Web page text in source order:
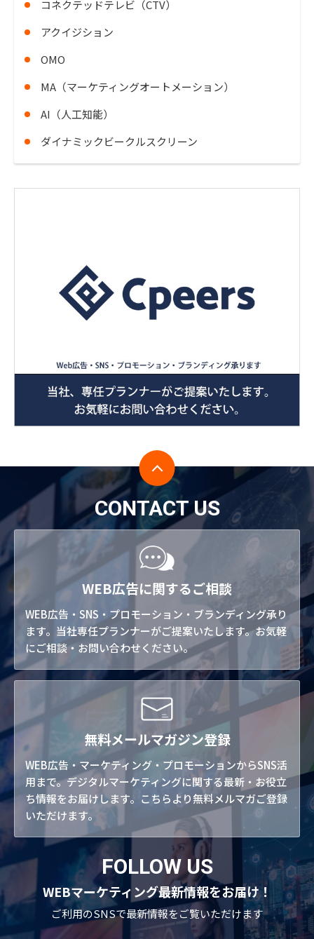
コネクテッドテレビ（CTV）
アクイジション
OMO
MA（マーケティングオートメーション）
AI（人工知能）
ダイナミックビークルスクリーン
CONTACT US
WEB広告に関するご相談
WEB広告・SNS・プロモーション・ブランディング承り
ます。当社専任プランナーがご提案いたします。お気軽
にご相談・お問い合わせください。
無料メールマガジン登録
WEB広告・マーケティング・プロモーションからSNS活
用まで。デジタルマーケティングに関する最新・お役立
ち情報をお届けします。こちらより無料メルマガご登録
いただけます。
FOLLOW US
WEBマーケティング最新情報をお届け！
ご利用のSNSで最新情報をご覧いただけます